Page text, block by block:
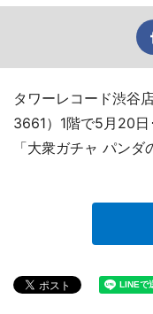
タワーレコード渋谷
3661）1階で5月20日
「大衆ガチャ パンダ